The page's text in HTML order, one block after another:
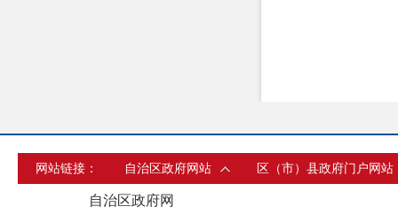
网站链接： 自治区政府网站 区（市）县政府门户网站
自治区政府网